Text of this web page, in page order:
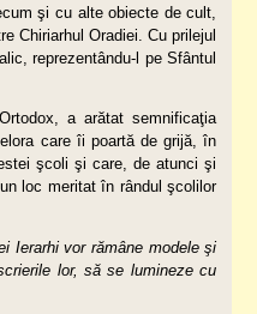
şi cu alte obiecte de cult,
Chiriarhul Oradiei. Cu prilejul
reprezentându-l pe Sfântul
a arătat semnificaţia
care îi poartă de grijă, în
şcoli şi care, de atunci şi
loc meritat în rândul şcolilor
Ierarhi vor rămâne modele şi
lor, să se lumineze cu